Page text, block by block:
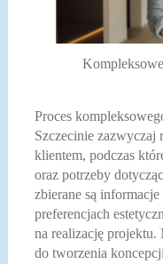
Proces
Szczecinie zazwyczaj
klientem, podczas
oraz potrzeby
zbierane są
preferencjach
na realizację projektu.
do tworzenia